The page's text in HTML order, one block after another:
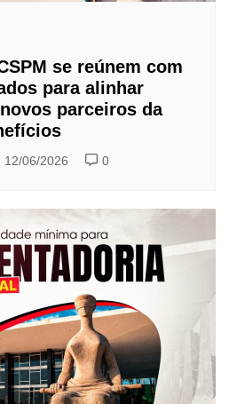
se reúnem com
para alinhar
parceiros da
12/06/2026 0